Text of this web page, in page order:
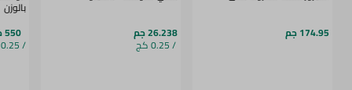
174.95 جم 26.238 جم
/ 0.25 كج
بالوزن
550 جم
/ 0.25 كج